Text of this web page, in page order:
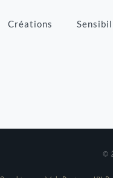
Créations
©